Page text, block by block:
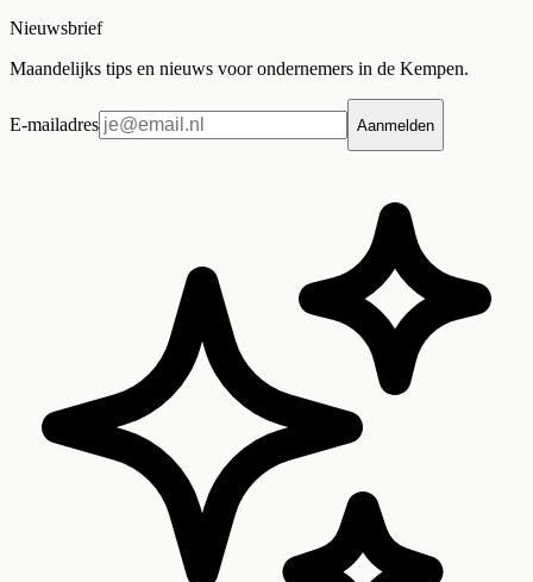
Nieuwsbrief
Maandelijks tips en nieuws voor ondernemers in de Kempen.
E-mailadres Aanmelden